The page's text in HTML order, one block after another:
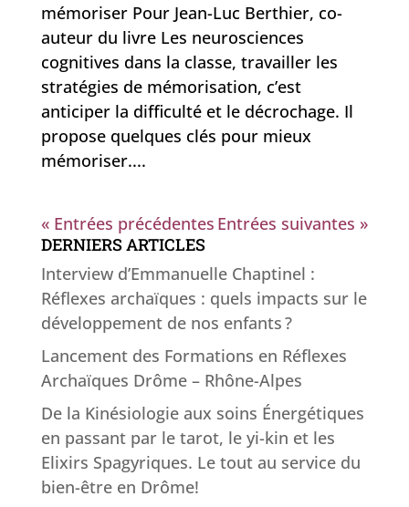
mémoriser Pour Jean-Luc Berthier, co-
auteur du livre Les neurosciences
cognitives dans la classe, travailler les
stratégies de mémorisation, c’est
anticiper la difficulté et le décrochage. Il
propose quelques clés pour mieux
mémoriser....
« Entrées précédentes Entrées suivantes »
DERNIERS ARTICLES
Interview d’Emmanuelle Chaptinel :
Réflexes archaïques : quels impacts sur le
développement de nos enfants ?
Lancement des Formations en Réflexes
Archaïques Drôme – Rhône-Alpes
De la Kinésiologie aux soins Énergétiques
en passant par le tarot, le yi-kin et les
Elixirs Spagyriques. Le tout au service du
bien-être en Drôme!